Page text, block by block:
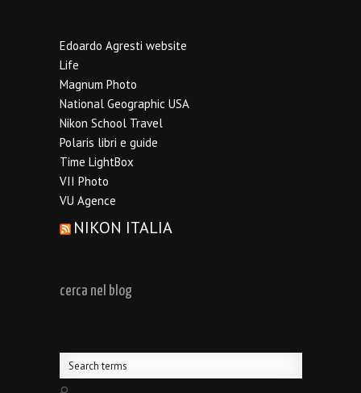
Edoardo Agresti website
Life
Magnum Photo
National Geographic USA
Nikon School Travel
Polaris libri e guide
Time LightBox
VII Photo
VU Agence
NIKON ITALIA
cerca nel blog